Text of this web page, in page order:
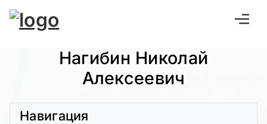
Нагибин Николай
Алексеевич
Навигация